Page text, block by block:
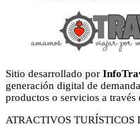
Sitio desarrollado por
generación digital de
productos o servicios a través
ATRACTIVOS TURÍSTICOS